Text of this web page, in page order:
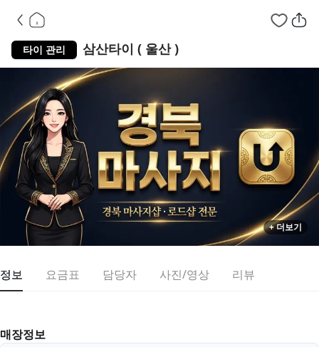
타이 관리 삼산타이 ( 울산 )울산 남구 삼산동
+ 더보기
정보 요금표 담당자 사진/영상 리뷰
매장정보